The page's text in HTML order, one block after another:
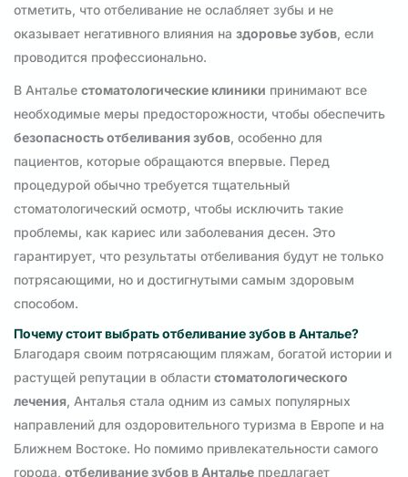
отметить, что отбеливание не ослабляет зубы и не
оказывает негативного влияния на здоровье зубов, если
проводится профессионально.
В Анталье стоматологические клиники принимают все
необходимые меры предосторожности, чтобы обеспечить
безопасность отбеливания зубов, особенно для
пациентов, которые обращаются впервые. Перед
процедурой обычно требуется тщательный
стоматологический осмотр, чтобы исключить такие
проблемы, как кариес или заболевания десен. Это
гарантирует, что результаты отбеливания будут не только
потрясающими, но и достигнутыми самым здоровым
способом.
Почему стоит выбрать отбеливание зубов в Анталье?
Благодаря своим потрясающим пляжам, богатой истории и
растущей репутации в области стоматологического
лечения, Анталья стала одним из самых популярных
направлений для оздоровительного туризма в Европе и на
Ближнем Востоке. Но помимо привлекательности самого
города, отбеливание зубов в Анталье предлагает